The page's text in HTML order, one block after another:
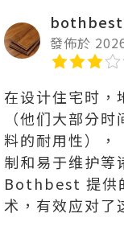
bothbest
發佈於
在设计住宅时，
（他们大部分
料的耐用性）
制和易于维护等
Bothbest 提供
术，有效应对了